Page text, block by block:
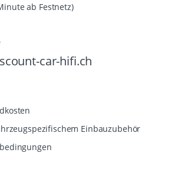
ab Festnetz)
car-hifi.ch
Einbauzubehör